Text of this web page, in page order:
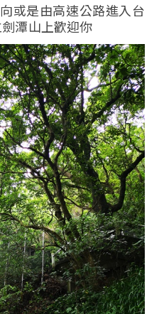
或是由高速公路進入台
潭山上歡迎你